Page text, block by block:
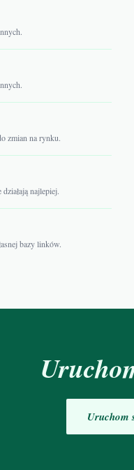
zmian na rynku.
najlepiej.
bazy linków.
Uruchom